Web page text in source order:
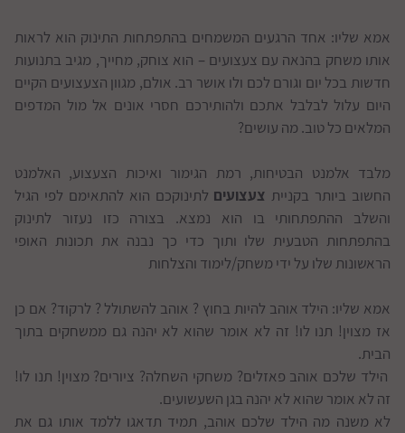
אמא שליו: אחד הרגעים המשמחים בהתפתחות התינוק הוא לראות
אותו משחק בהנאה עם צעצועים – הוא צוחק, מחייך, מגיב בתנועות
חדשות בכל יום וגורם לכם ולו אושר רב. אולם, מגוון הצעצועים הקיים
היום עלול לבלבל אתכם ולהותירכם חסרי אונים אל מול המדפים
המלאים כל טוב. מה עושים?
מלבד אלמנט הבטיחות, רמת הגימור ואיכות הצעצוע, האלמנט
החשוב ביותר בקניית צעצועים לתינוקכם הוא להתאימם לפי הגיל
והשלב ההתפתחותי בו הוא נמצא. בצורה כזו נעזור לתינוק
בהתפתחות הטבעית שלו ותוך כדי כך נבנה את תכונות האופי
הראשונות שלו על ידי משחק/לימוד והצלחות
אמא שליו: הילד אוהב להיות בחוץ ? אוהב להשתולל ? לרקוד? אם כן
אז מצוין! תנו לו! זה לא אומר שהוא לא יהנה גם ממשחקים בתוך
הבית.
הילד שלכם אוהב פאזלים? משחקי השחלה? ציורים? מצוין! תנו לו!
זה לא אומר שהוא לא יהנה בגן השעשועים.
לא משנה מה הילד שלכם אוהב, תמיד תדאגו ללמד אותו גם את